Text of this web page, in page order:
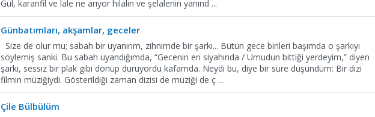
Gül, karanfil ve lale ne arıyor hilalin ve şelalenin yanınd ...
Günbatımları, akşamlar, geceler
Size de olur mu; sabah bir uyanırım, zihnimde bir şarkı... Bütün gece birileri başımda o şarkıyı
söylemiş sanki. Bu sabah uyandığımda, “Gecenin en siyahında / Umudun bittiği yerdeyim,” diyen
şarkı, sessiz bir plak gibi dönüp duruyordu kafamda. Neydi bu, diye bir süre düşündüm: Bir dizi
filmin müziğiydi. Gösterildiği zaman dizisi de müziği de ç ...
Çile Bülbülüm